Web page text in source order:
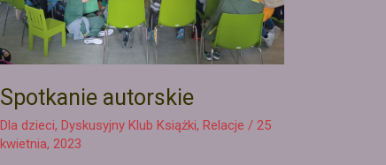
Spotkanie autorskie
Dla dzieci, Dyskusyjny Klub Książki, Relacje / 25
kwietnia, 2023